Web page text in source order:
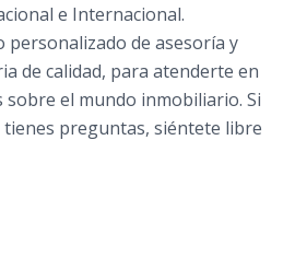
e Internacional.
personalizado de asesoría y
de calidad, para atenderte en
sobre el mundo inmobiliario. Si
tienes preguntas, siéntete libre